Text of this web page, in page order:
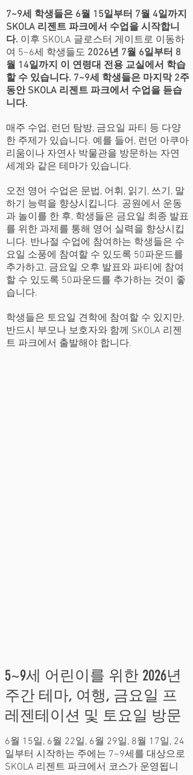
7~9세 학생들은 6월 15일부터 7월 4일까지
SKOLA 리젠트 파크에서 수업을 시작합니
다. 이후 SKOLA 글로스터 게이트로 이동하
여 5~6세 학생들도 2026년 7월 6일부터 8
월 14일까지 이 연령대 전용 교실에서 학습
할 수 있습니다. 7~9세 학생들은 마지막 2주
동안 SKOLA 리젠트 파크에서 수업을 듣습
니다.
매주 수업, 런던 탐방, 금요일 파티 등 다양
한 주제가 있습니다. 예를 들어, 런던 아쿠아
리움이나 자연사 박물관을 방문하는 자연
세계와 같은 테마가 있습니다.
오전 영어 수업은 문법, 어휘, 읽기, 쓰기, 말
하기 능력을 향상시킵니다. 공원에서 운동
과 놀이를 한 후, 학생들은 금요일 최종 발표
를 위한 과제를 통해 영어 실력을 향상시킵
니다. 반나절 수업에 참여하는 학생들은 수
요일 소풍에 참여할 수 있도록 50파운드를
추가하고, 금요일 오후 발표와 파티에 참여
할 수 있도록 50파운드를 추가하는 것이 좋
습니다.
학생들은 토요일 견학에 참여할 수 있지만,
반드시 부모나 보호자와 함께 SKOLA 리젠
트 파크에서 출발해야 합니다.
5~9세 어린이를 위한 2026년
주간 테마, 여행, 금요일 프
레젠테이션 및 토요일 방문
6월 15일, 6월 22일, 6월 29일, 8월 17일, 24
일부터 시작하는 주에는 7~9세를 대상으로
SKOLA 리젠트 파크에서 코스가 운영됩니